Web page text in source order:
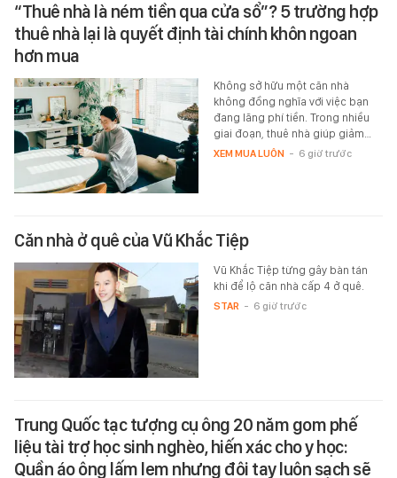
“Thuê nhà là ném tiền qua cửa sổ”? 5 trường hợp
thuê nhà lại là quyết định tài chính khôn ngoan
hơn mua
Không sở hữu một căn nhà
không đồng nghĩa với việc bạn
đang lãng phí tiền. Trong nhiều
giai đoạn, thuê nhà giúp giảm…
XEM MUA LUÔN - 6 giờ trước
Căn nhà ở quê của Vũ Khắc Tiệp
Vũ Khắc Tiệp từng gây bàn tán
khi để lộ căn nhà cấp 4 ở quê.
STAR - 6 giờ trước
Trung Quốc tạc tượng cụ ông 20 năm gom phế
liệu tài trợ học sinh nghèo, hiến xác cho y học:
Quần áo ông lấm lem nhưng đôi tay luôn sạch sẽ